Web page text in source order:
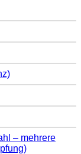
– mehrere